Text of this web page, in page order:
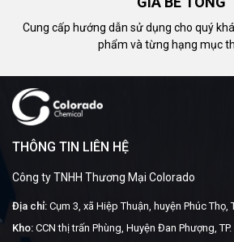
Cung cấp hướng dẫn sử dụng cho quý
phẩm và từng hạng mục
THÔNG TIN LIÊN HỆ
Công ty TNHH Thương Mại Colorado
Địa chỉ: Cụm 3, xã Hiệp Thuận, huyện Phúc Thọ,
Kho: CCN thị trấn Phùng, Huyện Đan Phượng, TP.